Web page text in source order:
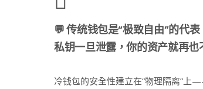
💬 传统钱包是“极致自由”的代
私钥一旦泄露，你的资产就再也
冷钱包的安全性建立在“物理隔离”上